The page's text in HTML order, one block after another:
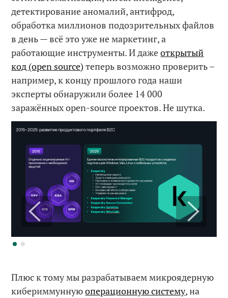
детектирование аномалий, антифрод,
обработка миллионов подозрительных файлов
в день — всё это уже не маркетинг, а
работающие инструменты. И дажеоткрытый
код (open source) теперь возможно проверить –
например, к концу прошлого года наши
эксперты обнаружили более 14 000
заражённых open-source проектов. Не шутка.
Плюс к тому мы разрабатываем микроядерную
кибериммуннуюоперационную систему, на